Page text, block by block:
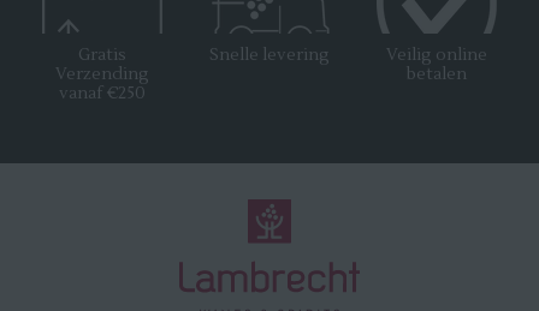
Gratis
Verzending
vanaf €250
Snelle levering
Veilig online
betalen